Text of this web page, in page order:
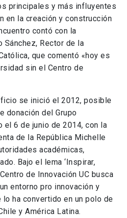
principales y más influyentes
en la creación y construcción
contó con la
Rector de la
que comentó «hoy es
sin el Centro de
se inició el 2012, posible
donación del Grupo
el 6 de junio de 2014, con la
de la República Michelle
académicas,
Bajo el lema ‘Inspirar,
de Innovación UC busca
entorno pro innovación y
ha convertido en un polo de
y América Latina.